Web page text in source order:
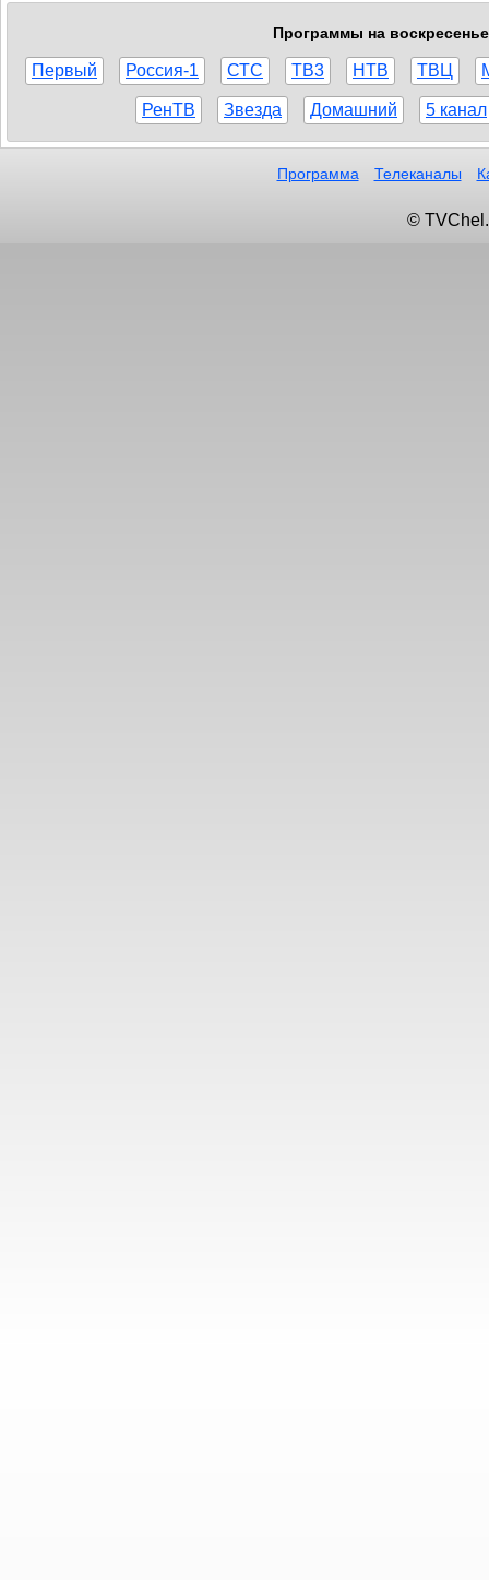
Программы на
Первый Россия-1 СТС ТВ3 НТВ ТВЦ
РенТВ Звезда Домашний 5 канал
Программа Телеканалы
©